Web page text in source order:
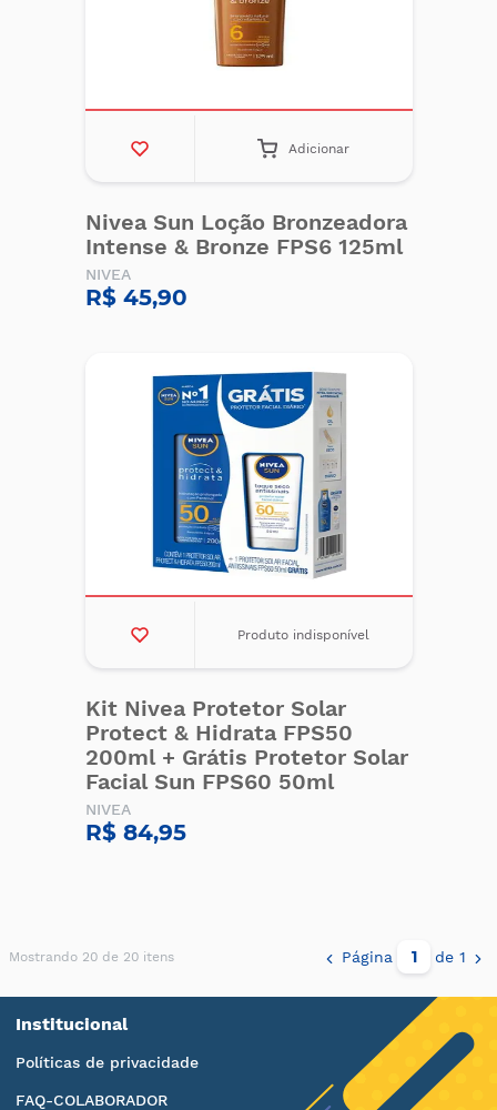
Adicionar
Nivea Sun Loção Bronzeadora
Intense & Bronze FPS6 125ml
NIVEA
R$ 45,90
Produto indisponível
Kit Nivea Protetor Solar
Protect & Hidrata FPS50
200ml + Grátis Protetor Solar
Facial Sun FPS60 50ml
NIVEA
R$ 84,95
Mostrando 20 de 20 itens Página de 1
Institucional
Políticas de privacidade
FAQ-COLABORADOR